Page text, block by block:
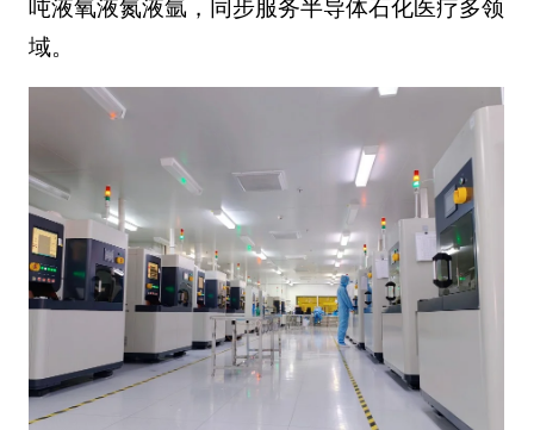
吨液氧液氮液氩，同步服务半导体石化医疗多领
域。